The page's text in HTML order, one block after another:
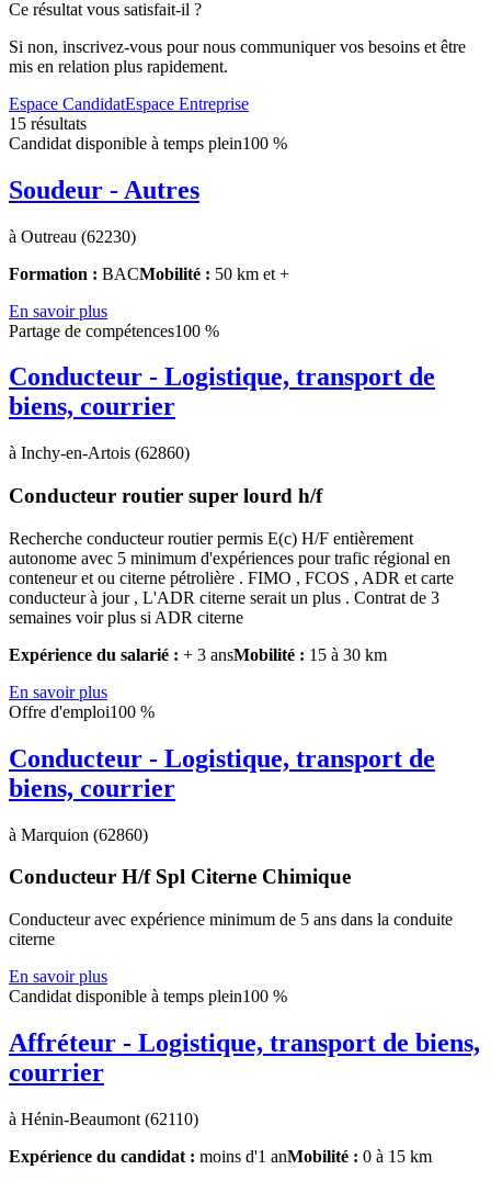
Ce résultat vous satisfait-il ?
Si non, inscrivez-vous pour nous communiquer vos besoins et être
mis en relation plus rapidement.
Espace CandidatEspace Entreprise
15 résultats
Candidat disponible à temps plein100 %
Soudeur - Autres
à Outreau (62230)
Formation : BACMobilité : 50 km et +
En savoir plus
Partage de compétences100 %
Conducteur - Logistique, transport de
biens, courrier
à Inchy-en-Artois (62860)
Conducteur routier super lourd h/f
Recherche conducteur routier permis E(c) H/F entièrement
autonome avec 5 minimum d'expériences pour trafic régional en
conteneur et ou citerne pétrolière . FIMO , FCOS , ADR et carte
conducteur à jour , L'ADR citerne serait un plus . Contrat de 3
semaines voir plus si ADR citerne
Expérience du salarié : + 3 ansMobilité : 15 à 30 km
En savoir plus
Offre d'emploi100 %
Conducteur - Logistique, transport de
biens, courrier
à Marquion (62860)
Conducteur H/f Spl Citerne Chimique
Conducteur avec expérience minimum de 5 ans dans la conduite
citerne
En savoir plus
Candidat disponible à temps plein100 %
Affréteur - Logistique, transport de biens,
courrier
à Hénin-Beaumont (62110)
Expérience du candidat : moins d'1 anMobilité : 0 à 15 km